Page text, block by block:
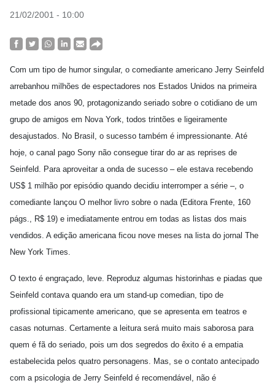
21/02/2001 - 10:00
Com um tipo de humor singular, o comediante americano Jerry Seinfeld
arrebanhou milhões de espectadores nos Estados Unidos na primeira
metade dos anos 90, protagonizando seriado sobre o cotidiano de um
grupo de amigos em Nova York, todos trintões e ligeiramente
desajustados. No Brasil, o sucesso também é impressionante. Até
hoje, o canal pago Sony não consegue tirar do ar as reprises de
Seinfeld. Para aproveitar a onda de sucesso – ele estava recebendo
US$ 1 milhão por episódio quando decidiu interromper a série –, o
comediante lançou O melhor livro sobre o nada (Editora Frente, 160
págs., R$ 19) e imediatamente entrou em todas as listas dos mais
vendidos. A edição americana ficou nove meses na lista do jornal The
New York Times.
O texto é engraçado, leve. Reproduz algumas historinhas e piadas que
Seinfeld contava quando era um stand-up comedian, tipo de
profissional tipicamente americano, que se apresenta em teatros e
casas noturnas. Certamente a leitura será muito mais saborosa para
quem é fã do seriado, pois um dos segredos do êxito é a empatia
estabelecida pelos quatro personagens. Mas, se o contato antecipado
com a psicologia de Jerry Seinfeld é recomendável, não é